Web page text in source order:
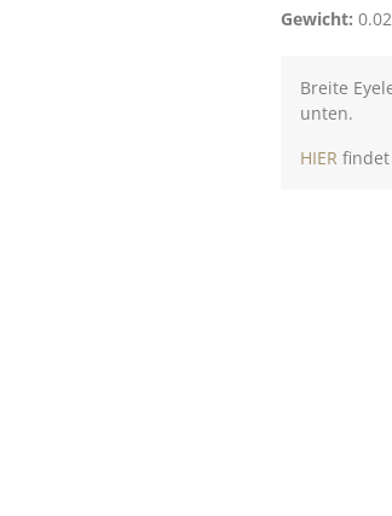
Gewicht:
Breite
unten.
HIER findet